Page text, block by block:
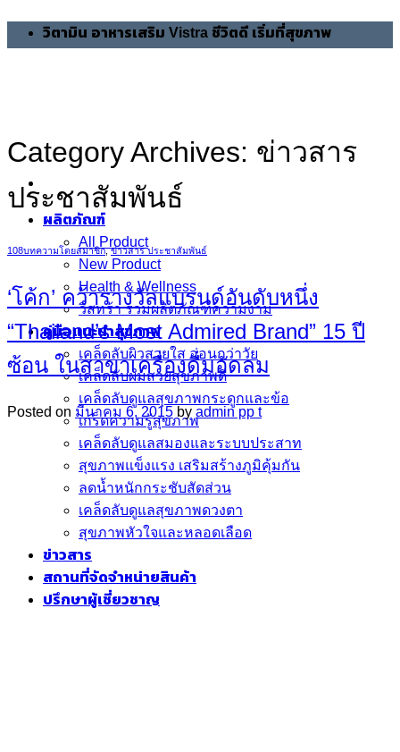
วิตามิน อาหารเสริม Vistra ชีวิตดี เริ่มที่สุขภาพ
ผลิตภัณฑ์
All Product
New Product
Health & Wellness
วิสทร้า รวมผลิตภัณฑ์ความงาม
คู่มือแนะนำสุขภาพ
เคล็ดลับผิวสวยใส อ่อนกว่าวัย
เคล็ดลับผมสวยสุขภาพดี
เคล็ดลับดูแลสุขภาพกระดูกและข้อ
เกร็ดความรู้สุขภาพ
เคล็ดลับดูแลสมองและระบบประสาท
สุขภาพแข็งแรง เสริมสร้างภูมิคุ้มกัน
ลดน้ำหนักกระชับสัดส่วน
เคล็ดลับดูแลสุขภาพดวงตา
สุขภาพหัวใจและหลอดเลือด
ข่าวสาร
สถานที่จัดจำหน่ายสินค้า
ปรึกษาผู้เชี่ยวชาญ
Category Archives: ข่าวสาร
ประชาสัมพันธ์
108บทความโดยสมาชิก,ข่าวสาร ประชาสัมพันธ์
‘โค้ก’ คว้ารางวัลแบรนด์อันดับหนึ่ง
“Thailand’s Most Admired Brand” 15 ปี
ซ้อน ในสาขาเครื่องดื่มอัดลม
Posted on มีนาคม 6, 2015 by admin pp t